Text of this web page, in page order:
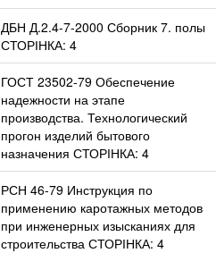
ДБН Д.2.4-7-2000 Сборник 7. полы
СТОРІНКА: 4
ГОСТ 23502-79 Обеспечение
надежности на этапе
производства. Технологический
прогон изделий бытового
назначения СТОРІНКА: 4
РСН 46-79 Инструкция по
применению каротажных методов
при инженерных изысканиях для
строительства СТОРІНКА: 4